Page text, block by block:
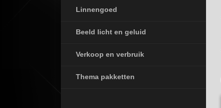
Linnengoed
Beeld licht en geluid
Verkoop en verbruik
Thema pakketten